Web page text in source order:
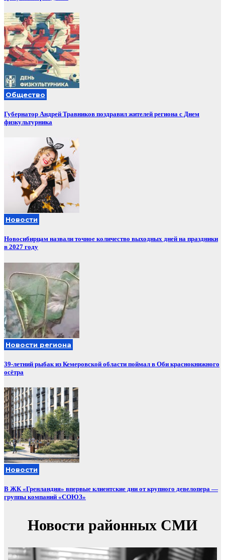
Общество
Губернатор Андрей Травников поздравил жителей региона с Днем
физкультурника
Новости
Новосибирцам назвали точное количество выходных дней на праздники
в 2027 году
Новости региона
39-летний рыбак из Кемеровской области поймал в Оби краснокнижного
осётра
Новости
В ЖК «Гренландия» впервые клиентские дни от крупного девелопера —
группы компаний «СОЮЗ»